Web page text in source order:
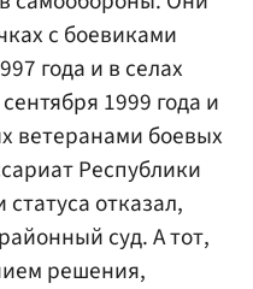
с боевиками
года и в селах
1999 года и
ветеранами боевых
Республики
отказал,
суд. А тот,
решения,